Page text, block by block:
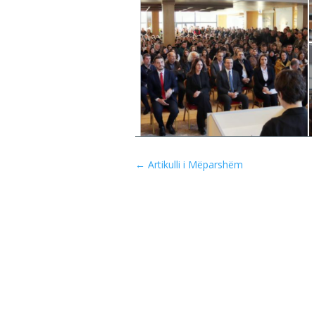
← Artikulli i Mëparshëm